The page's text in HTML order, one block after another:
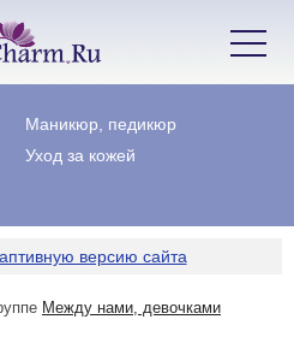
Маникюр, педикюр
Уход за кожей
версию сайта
Между нами, девочками